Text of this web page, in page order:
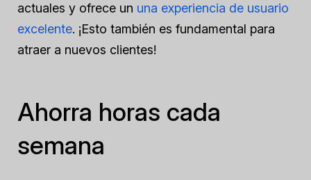
actuales y ofrece un una experiencia de usuario
excelente. ¡Esto también es fundamental para
atraer a nuevos clientes!
Ahorra horas cada
semana